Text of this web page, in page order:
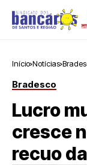
Início Notícias
Bradesco
Lucro
cresce
recuo